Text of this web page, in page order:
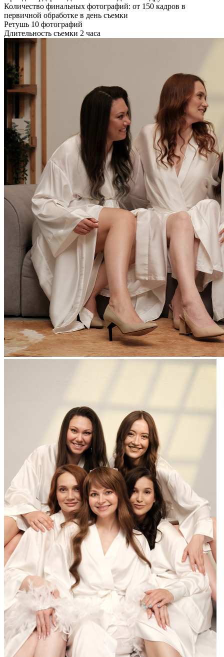
Количество финальных фотографий: от 150 кадров в
первичной обработке в день съемки
Ретушь 10 фотографий
Длительность съемки 2 часа